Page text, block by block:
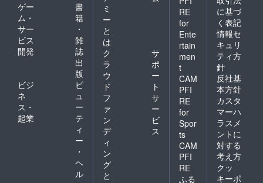
ゲー
ム・
サー
ビス
開発
書
籍
・
雑
誌
出
版
ビジ
ネ
ス・
起業
ビ
ュ
ー
テ
ィ
ー
・
ヘ
ル
ミ
ー
と
は
ク
ラ
ウ
ド
フ
ァ
ン
デ
ィ
ン
グ
と
サ
ポ
ー
ト
サ
ー
ビ
ス
RE
for
Ente
rtain
men
t
CAM
PFI
RE
for
Spor
ts
CAM
PFI
RE
ふる
に基づ
く表記
情報セ
キュリ
ティ方
針
反社基
本方針
カスタ
マーハ
ラスメ
ントに
対する
考え方
クッ
キーポ